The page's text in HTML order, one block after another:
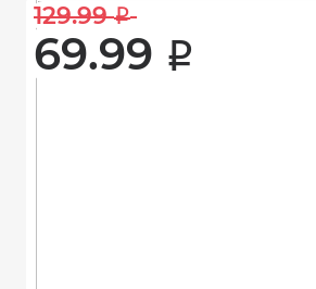
129.99 i
69.99 i